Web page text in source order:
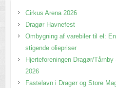
Cirkus Arena 2026
Dragør Havnefest
Ombygning af varebiler til el:
stigende oliepriser
Hjerteforeningen Dragør/
2026
Fastelavn i Dragør og Store